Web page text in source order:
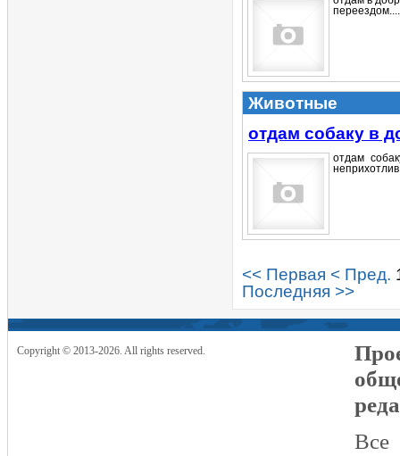
переездом....
Животные
отдам собаку в
отдам
<< Первая < Пред.
Последняя >>
Copyright © 2013-2026. All rights reserved.